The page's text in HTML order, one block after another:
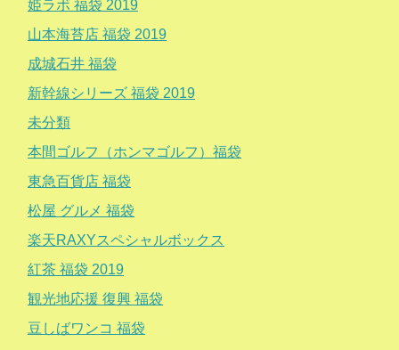
姫ラボ 福袋 2019
山本海苔店 福袋 2019
成城石井 福袋
新幹線シリーズ 福袋 2019
未分類
本間ゴルフ（ホンマゴルフ）福袋
東急百貨店 福袋
松屋 グルメ 福袋
楽天RAXYスペシャルボックス
紅茶 福袋 2019
観光地応援 復興 福袋
豆しばワンコ 福袋